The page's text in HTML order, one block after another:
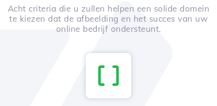
Acht criteria die u zullen helpen een solide domein
te kiezen dat de afbeelding en het succes van uw
online bedrijf ondersteunt.